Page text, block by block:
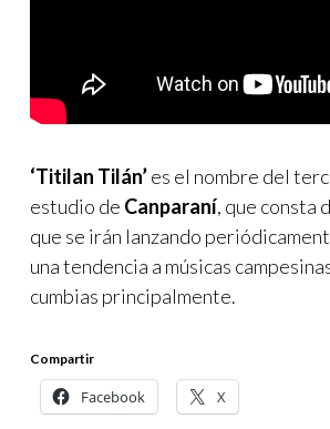
‘Titilan Tilán’es el nombre del
estudio de Canparaní, que consta
que se irán lanzando
una tendencia a músicas
cumbias principalmente.
Compartir
Facebook X